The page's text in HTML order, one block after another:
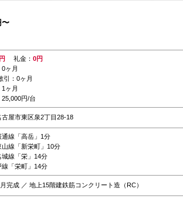
〜
礼金： 0円
ヶ月
引：0ヶ月
ヶ月
円/台
古屋市東区泉2丁目28-18
通線「高岳」1分
山線「新栄町」10分
城線「栄」14分
線「栄町」14分
完成 ／ 地上15階建鉄筋コンクリート造（RC）